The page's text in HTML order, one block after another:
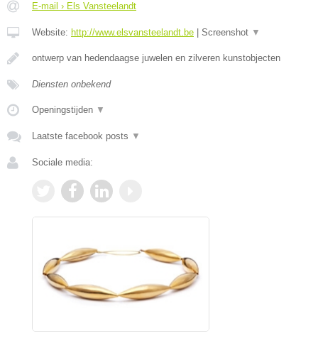
E-mail › Els Vansteelandt
Website: http://www.elsvansteelandt.be Screenshot ▼
ontwerp van hedendaagse juwelen en zilveren kunstobjecten
Diensten onbekend
Openingstijden ▼
Laatste facebook posts ▼
Sociale media: